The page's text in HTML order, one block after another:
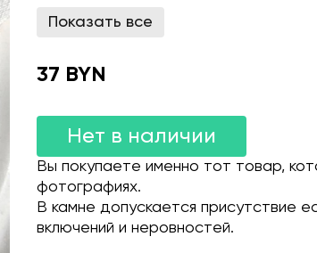
Показать все
37 BYN
Нет в наличии
Вы покупаете именно тот товар,
фотографиях.
В камне допускается присутствие
включений и неровностей.